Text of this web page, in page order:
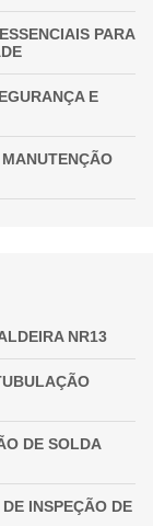
PARA
E
PRESSÃO:
E
NR13
DE SOLDA
INSPEÇÃO DE